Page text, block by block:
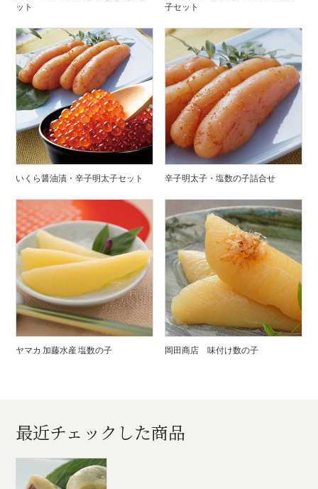
ット
子セット
いくら醤油漬・辛子明太子セット 辛子明太子・塩数の子詰合せ
ヤマカ 加藤水産 塩数の子 岡田商店 味付け数の子
最近チェックした商品